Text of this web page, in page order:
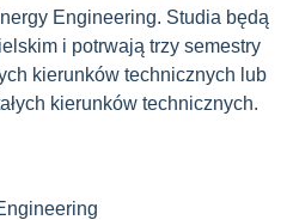
Engineering. Studia będą
i potrwają trzy semestry
kierunków technicznych lub
kierunków technicznych.